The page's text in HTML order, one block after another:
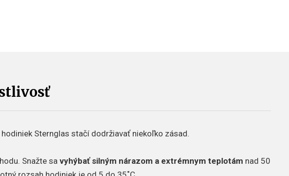
Sternglas stačí dodržiavať niekoľko zásad.
Snažte sa vyhýbať silným nárazom a extrémnym teplotám nad 50